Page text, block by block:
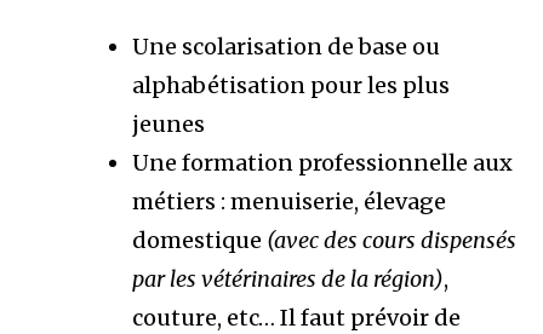
Une scolarisation de base ou
alphabétisation pour les plus
jeunes
Une formation professionnelle aux
métiers : menuiserie, élevage
domestique (avec des cours dispensés
par les vétérinaires de la région),
couture, etc… Il faut prévoir de